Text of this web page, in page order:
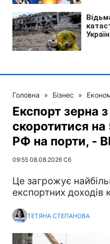
Головна » Бізнес »
Експорт зерна
скоротитися на
РФ на порти, -
09:55 08.08.2026 Сб
Це загрожує
експортних доходів
ТЕТЯНА СТЕПАНОВА